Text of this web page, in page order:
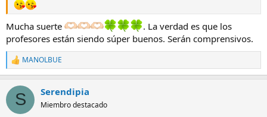
Mucha suerte
. La verdad es que los
profesores están siendo súper buenos. Serán comprensivos.
R
e
c
i
MANOLBUE
S Serendipia
Miembro destacado